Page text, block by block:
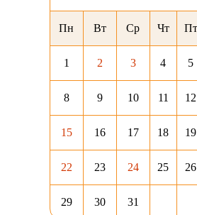
Пн Вт Ср Чт Пт
1 2 3 4 5
8 9 10 11 12
15 16 17 18 19
22 23 24 25 26
29 30 31